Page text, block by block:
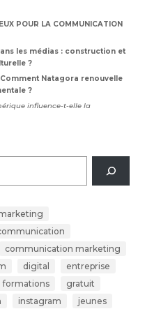
POUR LA COMMUNICATION
les médias : construction et
?
Natagora renouvelle
?
influence-t-elle la
communication marketing
digital
entreprise
formations
gratuit
instagram
jeunes